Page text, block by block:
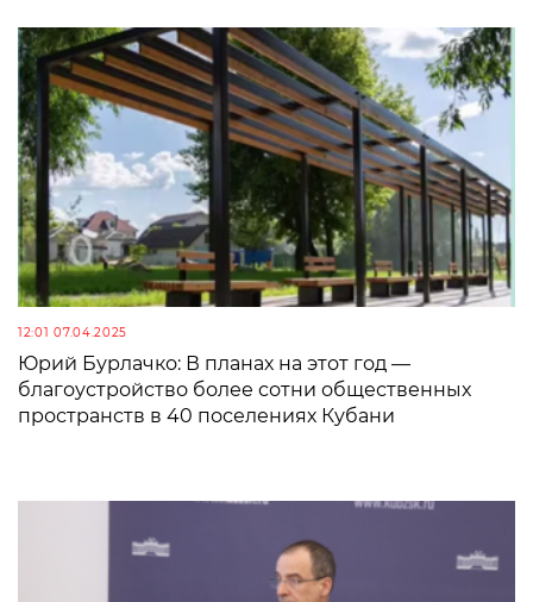
12:01 07.04.2025
Юрий Бурлачко: В планах на этот год —
благоустройство более сотни общественных
пространств в 40 поселениях Кубани